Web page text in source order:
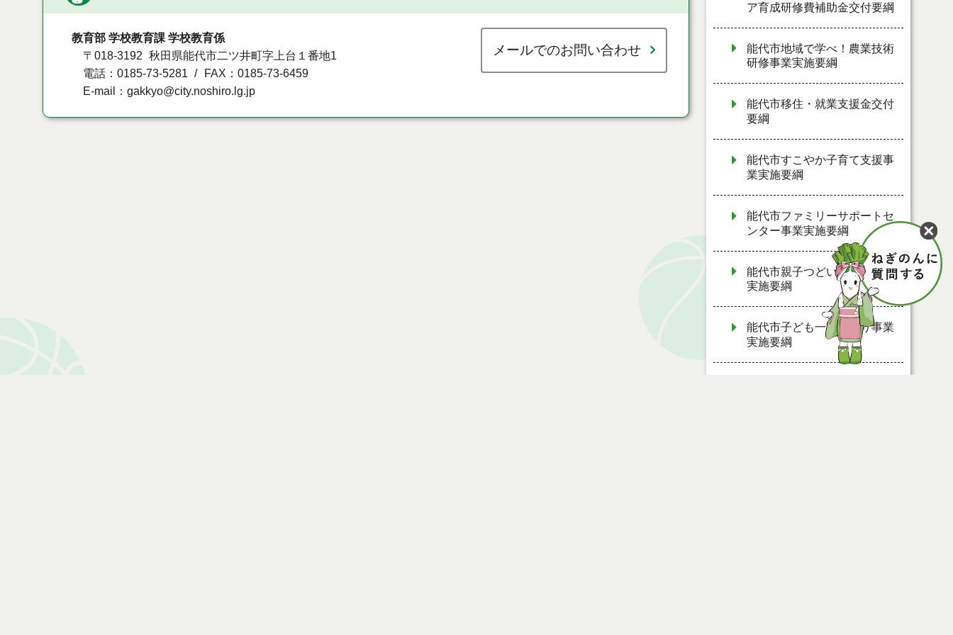
教育部 学校教育課 学校教育係
〒018-3192
秋田県能代市二ツ井町字上台１番地1
電話：0185-73-5281
FAX：0185-73-6459
E-mail：gakkyo@city.noshiro.lg.jp
メールでのお問い合わせ
ア育成研修費補助金交付要綱
能代市地域で学べ！農業技術
研修事業実施要綱
能代市移住・就業支援金交付
要綱
能代市すこやか子育て支援事
業実施要綱
能代市ファミリーサポートセ
ンター事業実施要綱
能代市親子つどいの広場事業
実施要綱
能代市子ども一時預かり事業
実施要綱